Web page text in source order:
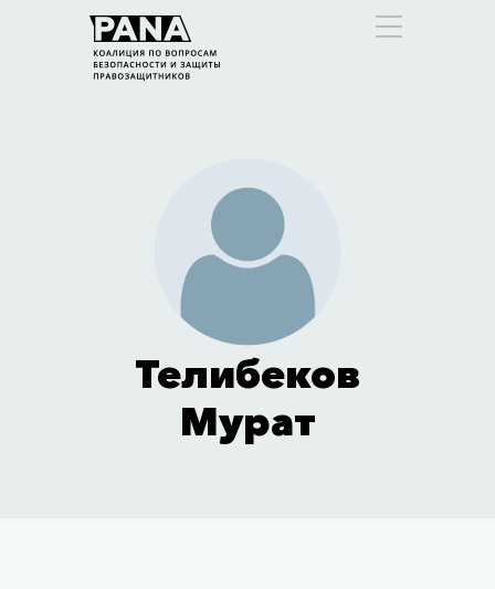
Телибеков
Мурат